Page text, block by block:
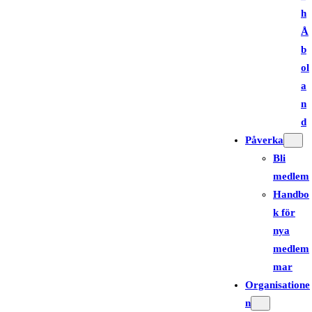
h
Å
b
ol
a
n
d
Påverka
Bli
medlem
Handbo
k för
nya
medlem
mar
Organisatione
n